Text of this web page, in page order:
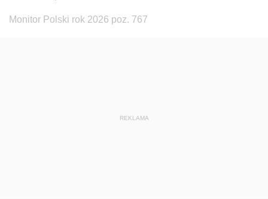
Monitor Polski rok 2026 poz. 767
REKLAMA